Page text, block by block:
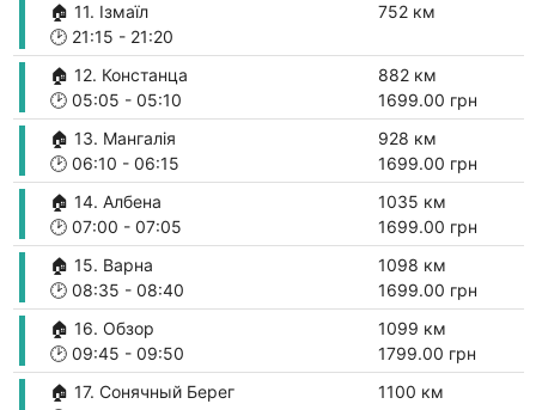
🏠 11. Ізмаїл
🕑21:15 - 21:20
752 км
🏠 12. Констанца
🕑05:05 - 05:10
882 км
1699.00 грн
🏠 13. Мангалія
🕑06:10 - 06:15
928 км
1699.00 грн
🏠 14. Албена
🕑07:00 - 07:05
1035 км
1699.00 грн
🏠 15. Варна
🕑08:35 - 08:40
1098 км
1699.00 грн
🏠 16. Обзор
🕑09:45 - 09:50
1099 км
1799.00 грн
🏠 17. Сонячный Берег
1100 км